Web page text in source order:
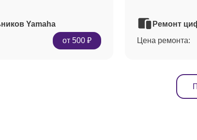
Yamaha
от 500 ₽
Ремонт
Цена ремонта: